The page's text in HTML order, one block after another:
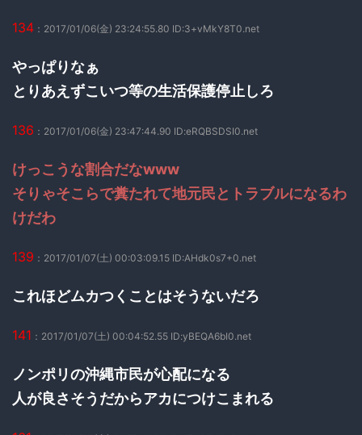
134 ：2017/01/06(金) 23:24:55.80 ID:3+vMkY8T0.net
やっぱりなぁ
とりあえずこいつ等の生活保護停止しろ
136 ：2017/01/06(金) 23:47:44.90 ID:eRQBSDSI0.net
けっこうな割合だなwww
そりゃそこらで糞たれて地元民とトラブルになるわ
けだわ
139 ：2017/01/07(土) 00:03:09.15 ID:AHdk0s7+0.net
これほどムカつくことはそうないだろ
141 ：2017/01/07(土) 00:04:52.55 ID:yBEQA6bI0.net
ノンポリの沖縄市民が心配になる
人が良さそうだからアカにつけこまれる